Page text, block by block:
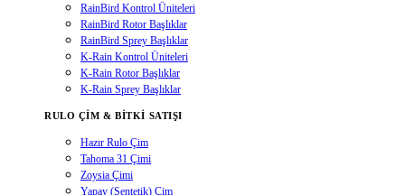
RainBird Kontrol Üniteleri
RainBird Rotor Başlıklar
RainBird Sprey Başlıklar
K-Rain Kontrol Üniteleri
K-Rain Rotor Başlıklar
K-Rain Sprey Başlıklar
RULO ÇIM & BITKI SATIŞI
Hazır Rulo Çim
Tahoma 31 Çimi
Zoysia Çimi
Yapay (Sentetik) Çim